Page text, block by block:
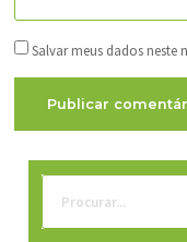
Salvar meus dados neste